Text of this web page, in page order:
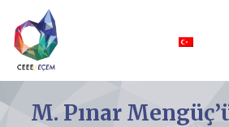
M. Pınar